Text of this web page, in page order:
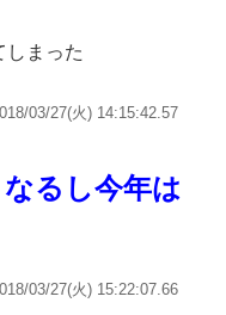
しまった
03/27(火) 14:15:42.57
るし今年は
03/27(火) 15:22:07.66